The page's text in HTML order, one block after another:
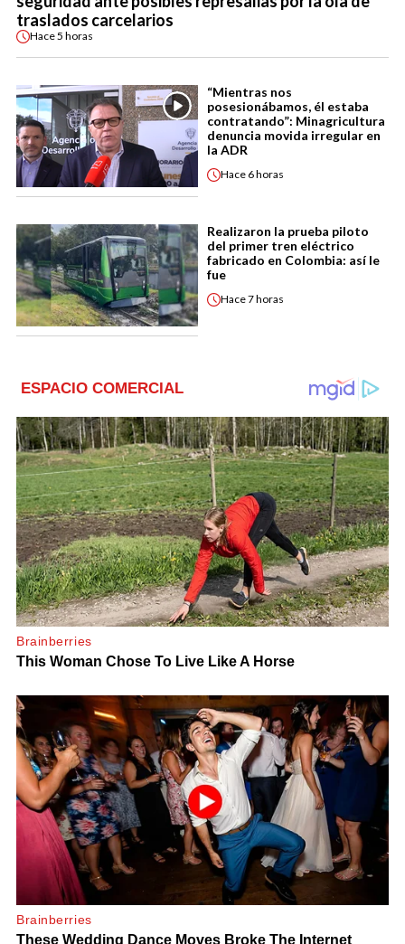
traslados carcelarios
Hace5 horas
“Mientras nos
posesionábamos, él estaba
contratando”: Minagricultura
denuncia movida irregular en
la ADR
Hace 6 horas
Realizaron la prueba piloto
del primer tren eléctrico
fabricado en Colombia: así le
fue
Hace7 horas